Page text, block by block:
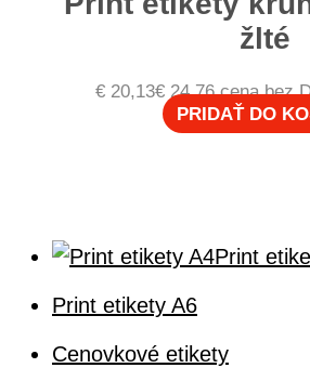
Print
Print etikety A6
Cenovkové etikety
žlté
€20,13€24,76 cena bez
PRIDAŤ DO